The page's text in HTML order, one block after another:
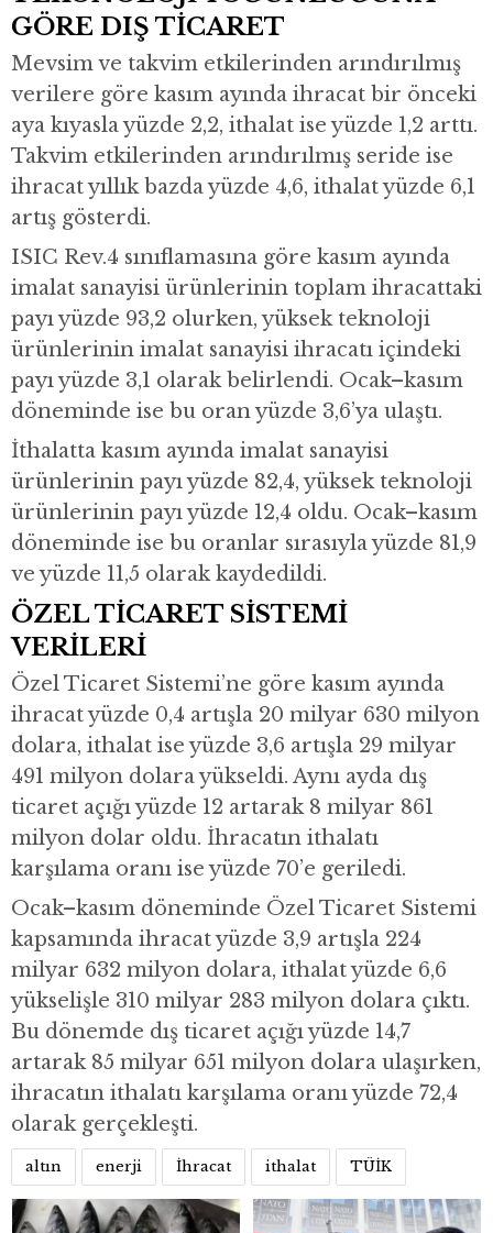
GÖRE DIŞ TİCARET
Mevsim ve takvim etkilerinden arındırılmış
verilere göre kasım ayında ihracat bir önceki
aya kıyasla yüzde 2,2, ithalat ise yüzde 1,2 arttı.
Takvim etkilerinden arındırılmış seride ise
ihracat yıllık bazda yüzde 4,6, ithalat yüzde 6,1
artış gösterdi.
ISIC Rev.4 sınıflamasına göre kasım ayında
imalat sanayisi ürünlerinin toplam ihracattaki
payı yüzde 93,2 olurken, yüksek teknoloji
ürünlerinin imalat sanayisi ihracatı içindeki
payı yüzde 3,1 olarak belirlendi. Ocak–kasım
döneminde ise bu oran yüzde 3,6’ya ulaştı.
İthalatta kasım ayında imalat sanayisi
ürünlerinin payı yüzde 82,4, yüksek teknoloji
ürünlerinin payı yüzde 12,4 oldu. Ocak–kasım
döneminde ise bu oranlar sırasıyla yüzde 81,9
ve yüzde 11,5 olarak kaydedildi.
ÖZEL TİCARET SİSTEMİ
VERİLERİ
Özel Ticaret Sistemi’ne göre kasım ayında
ihracat yüzde 0,4 artışla 20 milyar 630 milyon
dolara, ithalat ise yüzde 3,6 artışla 29 milyar
491 milyon dolara yükseldi. Aynı ayda dış
ticaret açığı yüzde 12 artarak 8 milyar 861
milyon dolar oldu. İhracatın ithalatı
karşılama oranı ise yüzde 70’e geriledi.
Ocak–kasım döneminde Özel Ticaret Sistemi
kapsamında ihracat yüzde 3,9 artışla 224
milyar 632 milyon dolara, ithalat yüzde 6,6
yükselişle 310 milyar 283 milyon dolara çıktı.
Bu dönemde dış ticaret açığı yüzde 14,7
artarak 85 milyar 651 milyon dolara ulaşırken,
ihracatın ithalatı karşılama oranı yüzde 72,4
olarak gerçekleşti.
altın enerji İhracat ithalat TÜİK